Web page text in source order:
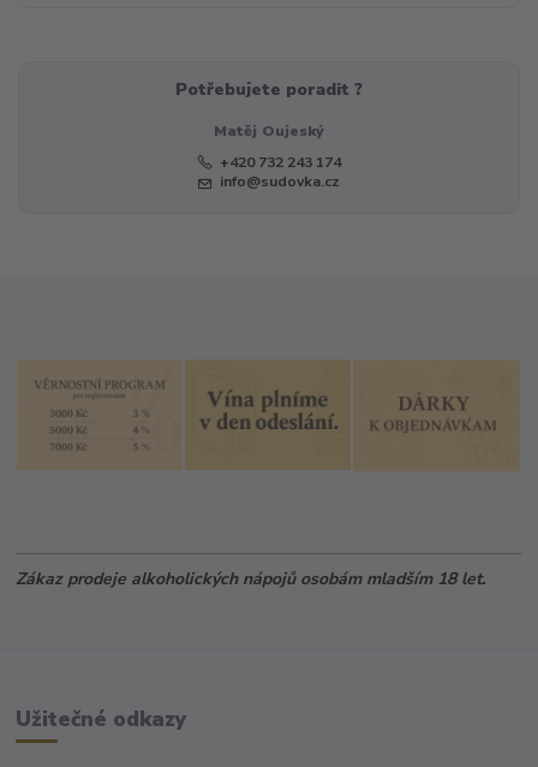
Potřebujete poradit ?
Matěj Oujeský
+420 732 243 174
info@sudovka.cz
Zákaz prodeje alkoholických nápojů osobám mladším 18 let.
Užitečné odkazy